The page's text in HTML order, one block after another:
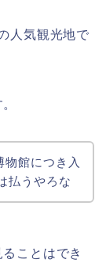
人気観光地で
物館につき入
払うやろな
ことはでき